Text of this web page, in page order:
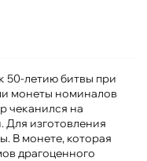
50-летию битвы при
монеты номиналов
чеканился на
Для изготовления
В монете, которая
драгоценного